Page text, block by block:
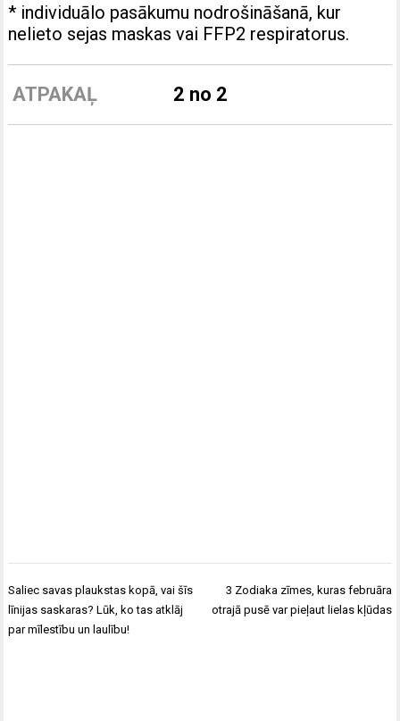
* individuālo pasākumu nodrošināšanā, kur
nelieto sejas maskas vai FFP2 respiratorus.
ATPAKAĻ 2 no 2
Ziņu
izvēlne
Saliec savas plaukstas kopā, vai šīs
līnijas saskaras? Lūk, ko tas atklāj
par mīlestību un laulību!
3 Zodiaka zīmes, kuras februāra
otrajā pusē var pieļaut lielas kļūdas